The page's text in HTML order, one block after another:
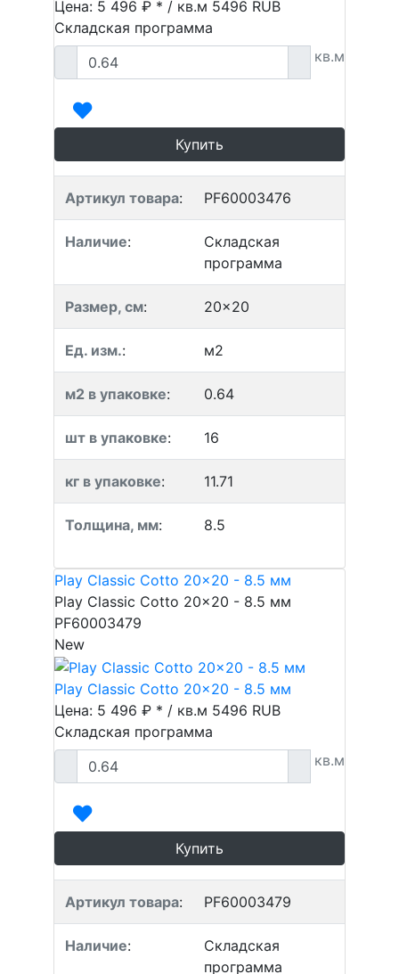
Цена: 5 496 ₽ * / кв.м 5496 RUB
Складская программа
кв.м
Купить
Артикул товара: PF60003476
Наличие:
Складская
программа
Размер, см: 20x20
Ед. изм.: м2
м2 в упаковке: 0.64
шт в упаковке: 16
кг в упаковке: 11.71
Толщина, мм: 8.5
Play Classic Cotto 20x20 - 8.5 мм
Play Classic Cotto 20x20 - 8.5 мм
PF60003479
New
Play Classic Cotto 20x20 - 8.5 мм
Цена: 5 496 ₽ * / кв.м 5496 RUB
Складская программа
кв.м
Купить
Артикул товара: PF60003479
Наличие:
Складская
программа